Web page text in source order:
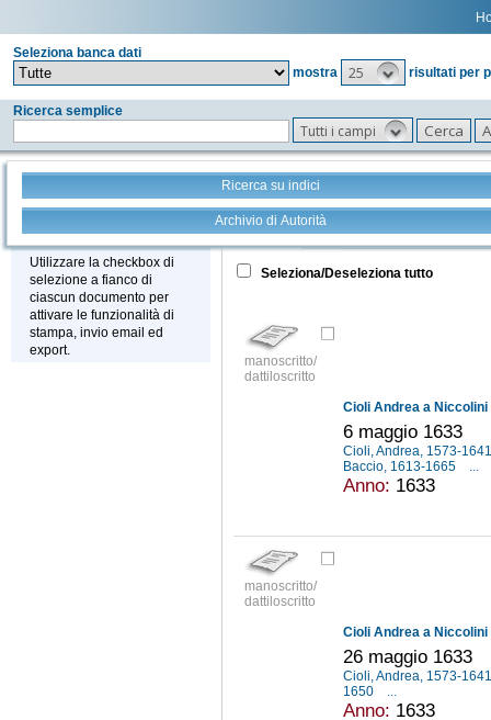
Seleziona banca dati
mostra
25 risultati per
Ricerca semplice
Tutti i campi
Ricerca su indici
Archivio di Autorità
Stampa - Email - Export
Utilizzare la checkbox di
selezione a fianco di
ciascun documento per
attivare le funzionalità di
stampa, invio email ed
export.
Tutto +
Seleziona/Deseleziona tutto
manoscritto/
dattiloscritto
Cioli Andrea a
6 maggio 1633
Cioli, Andrea, 1573-
Baccio, 1613-1665
...
Anno: 1633
manoscritto/
dattiloscritto
Cioli Andrea a
26 maggio 1633
Cioli, Andrea, 1573-
1650
...
Anno: 1633